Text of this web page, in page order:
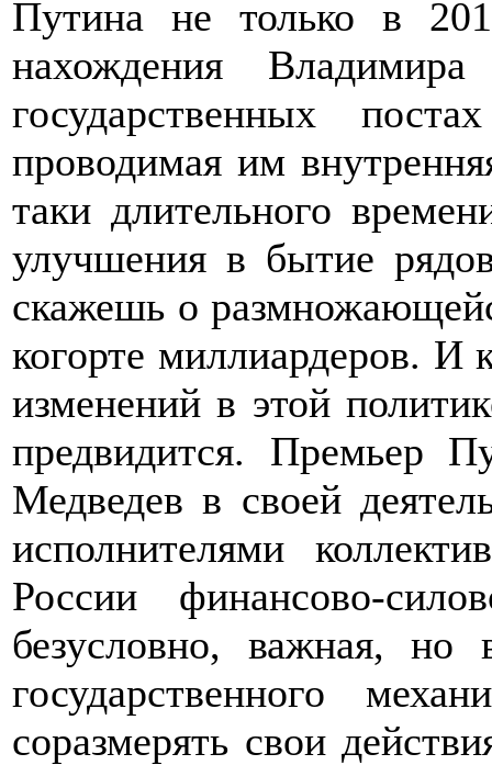
Путина не только в
нахождения
государственных
проводимая им
таки длительного
улучшения в бытие
скажешь о
когорте миллиардеров. И
изменений в этой
предвидится. Премьер
Медведев в своей
исполнителями
России финансово-
безусловно, важная, но
государственного
соразмерять свои